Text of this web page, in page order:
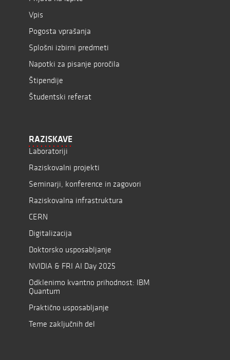
Vpis
Pogosta vprašanja
Splošni izbirni predmeti
Napotki za pisanje poročila
Štipendije
Študentski referat
RAZISKAVE
Laboratoriji
Raziskovalni projekti
Seminarji, konference in zagovori
Raziskovalna infrastruktura
CERN
Digitalizacija
Doktorsko usposabljanje
NVIDIA & FRI AI Day 2025
Odklenimo kvantno prihodnost: IBM
Quantum
Praktično usposabljanje
Teme zaključnih del